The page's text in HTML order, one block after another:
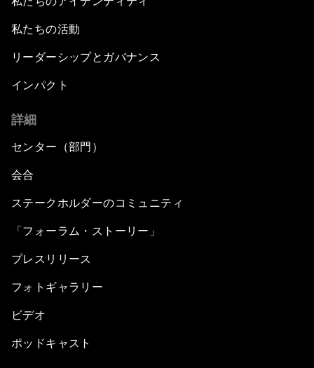
私たちの活動
リーダーシップとガバナンス
インパクト
詳細
センター（部門）
会合
ステークホルダーのコミュニティ
「フォーラム・ストーリー」
プレスリリース
フォトギャラリー
ビデオ
ポッドキャスト